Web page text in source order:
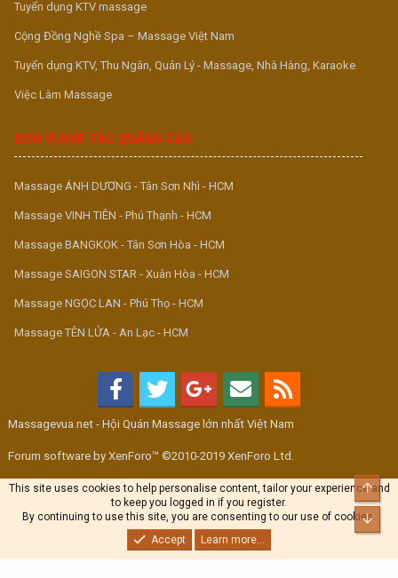
Tuyển dụng KTV massage
Cộng Đồng Nghề Spa – Massage Việt Nam
Tuyển dụng KTV, Thu Ngân, Quản Lý - Massage, Nhà Hàng, Karaoke
Việc Làm Massage
ĐƠN VỊ HỢP TÁC QUẢNG CÁO
Massage ÁNH DƯƠNG - Tân Sơn Nhì - HCM
Massage VINH TIÊN - Phú Thạnh - HCM
Massage BANGKOK - Tân Sơn Hòa - HCM
Massage SAIGON STAR - Xuân Hòa - HCM
Massage NGỌC LAN - Phú Thọ - HCM
Massage TÊN LỬA - An Lạc - HCM
Massagevua.net - Hội Quán Massage lớn nhất Việt Nam
Forum software by XenForo™ ©2010-2019 XenForo Ltd.
This site uses cookies to help personalise content, tailor your experience and
to keep you logged in if you register.
By continuing to use this site, you are consenting to our use of cookies.
Accept
Learn more...
Top